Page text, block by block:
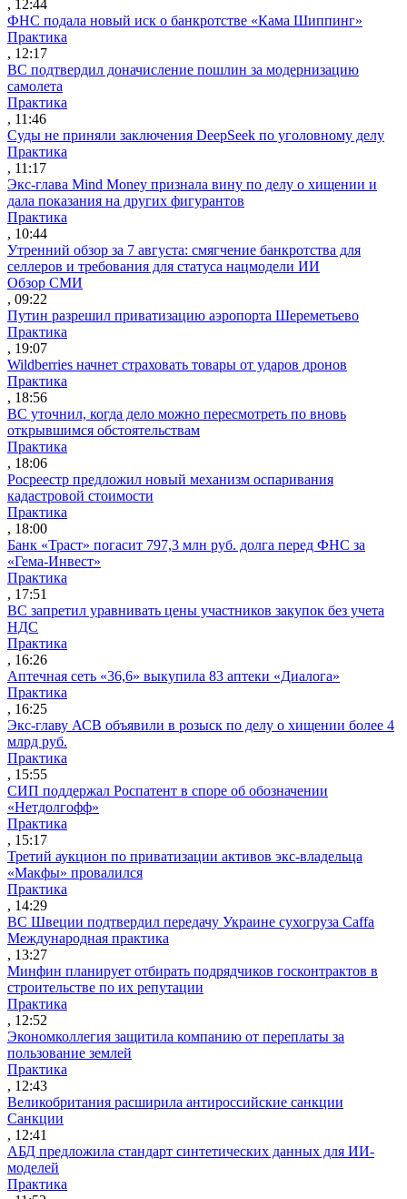
, 12:44
ФНС подала новый иск о банкротстве «Кама Шиппинг»
Практика
, 12:17
ВС подтвердил доначисление пошлин за модернизацию
самолета
Практика
, 11:46
Суды не приняли заключения DeepSeek по уголовному делу
Практика
, 11:17
Экс-глава Mind Money признала вину по делу о хищении и
дала показания на других фигурантов
Практика
, 10:44
Утренний обзор за 7 августа: смягчение банкротства для
селлеров и требования для статуса нацмодели ИИ
Обзор СМИ
, 09:22
Путин разрешил приватизацию аэропорта Шереметьево
Практика
, 19:07
Wildberries начнет страховать товары от ударов дронов
Практика
, 18:56
ВС уточнил, когда дело можно пересмотреть по вновь
открывшимся обстоятельствам
Практика
, 18:06
Росреестр предложил новый механизм оспаривания
кадастровой стоимости
Практика
, 18:00
Банк «Траст» погасит 797,3 млн руб. долга перед ФНС за
«Гема-Инвест»
Практика
, 17:51
ВС запретил уравнивать цены участников закупок без учета
НДС
Практика
, 16:26
Аптечная сеть «36,6» выкупила 83 аптеки «Диалога»
Практика
, 16:25
Экс-главу АСВ объявили в розыск по делу о хищении более 4
млрд руб.
Практика
, 15:55
СИП поддержал Роспатент в споре об обозначении
«Нетдолгофф»
Практика
, 15:17
Третий аукцион по приватизации активов экс-владельца
«Макфы» провалился
Практика
, 14:29
ВС Швеции подтвердил передачу Украине сухогруза Caffa
Международная практика
, 13:27
Минфин планирует отбирать подрядчиков госконтрактов в
строительстве по их репутации
Практика
, 12:52
Экономколлегия защитила компанию от переплаты за
пользование землей
Практика
, 12:43
Великобритания расширила антироссийские санкции
Санкции
, 12:41
АБД предложила стандарт синтетических данных для ИИ-
моделей
Практика